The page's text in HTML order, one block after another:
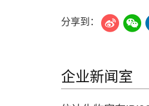
分享到：
企业新闻室